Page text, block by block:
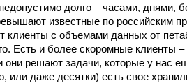
долго – часами, днями,
известные по российским
клиенты с объемами данных от
Есть и более скоромные клиенты
они решают задачи, которые у нас
или даже десятки) есть свое